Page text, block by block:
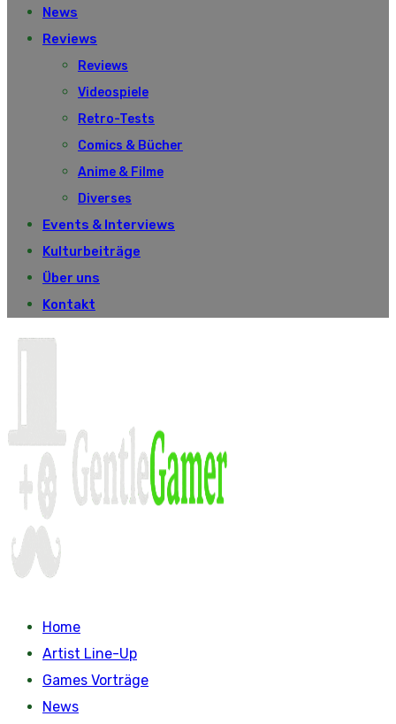
News
Reviews
Reviews
Videospiele
Retro-Tests
Comics & Bücher
Anime & Filme
Diverses
Events & Interviews
Kulturbeiträge
Über uns
Kontakt
Home
Artist Line-Up
Games Vorträge
News